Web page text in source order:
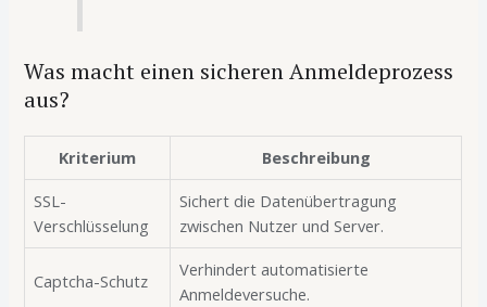
Was macht einen sicheren Anmeldeprozess
aus?
Kriterium
Beschreibung
SSL-
Verschlüsselung
Sichert die Datenübertragung
zwischen Nutzer und Server.
Captcha-Schutz
Verhindert automatisierte
Anmeldeversuche.